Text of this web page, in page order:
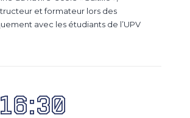
et formateur lors des
avec les étudiants de l’UPV
16:30